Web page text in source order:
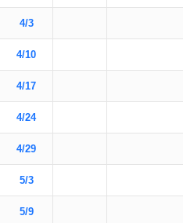
4/3
4/10
4/17
4/24
4/29
5/3
5/9